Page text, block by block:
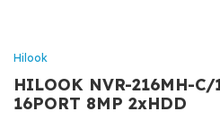
Hilook
HILOOK NVR-216MH-C/
16PORT 8MP 2xHDD